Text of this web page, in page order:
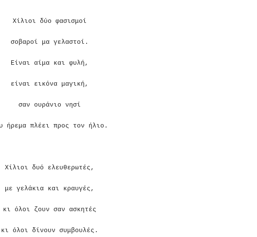
Χίλιοι δύο φασισμοί
σοβαροί μα γελαστοί.
Είναι αίμα και φυλή,
είναι εικόνα μαγική,
σαν ουράνιο νησί
ήρεμα πλέει προς τον ήλιο.
Χίλιοι δυό ελευθερωτές,
με γελάκια και κραυγές,
κι όλοι ζουν σαν ασκητές
κι όλοι δίνουν συμβουλές.